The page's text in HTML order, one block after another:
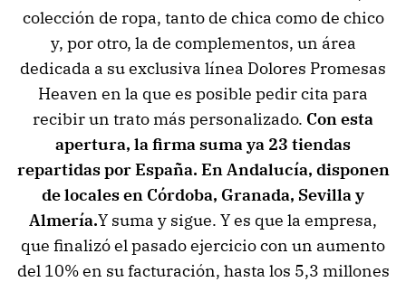
colección de ropa, tanto de chica como de chico
y, por otro, la de complementos, un área
dedicada a su exclusiva línea Dolores Promesas
Heaven en la que es posible pedir cita para
recibir un trato más personalizado. Con esta
apertura, la firma suma ya 23 tiendas
repartidas por España. En Andalucía, disponen
de locales en Córdoba, Granada, Sevilla y
Almería.Y suma y sigue. Y es que la empresa,
que finalizó el pasado ejercicio con un aumento
del 10% en su facturación, hasta los 5,3 millones